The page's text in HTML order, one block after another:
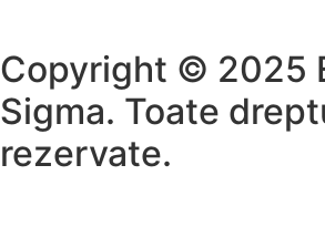
Copyright © 2025
Sigma. Toate
rezervate.